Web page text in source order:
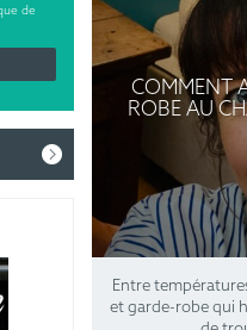
COMMENT
ROBE AU
Entre
et garde-robe qui
de